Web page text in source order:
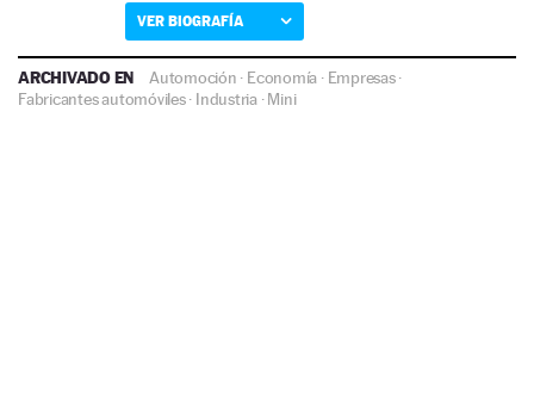
VER BIOGRAFÍA
ARCHIVADO EN Automoción · Economía · Empresas·
Fabricantes automóviles· Industria·Mini